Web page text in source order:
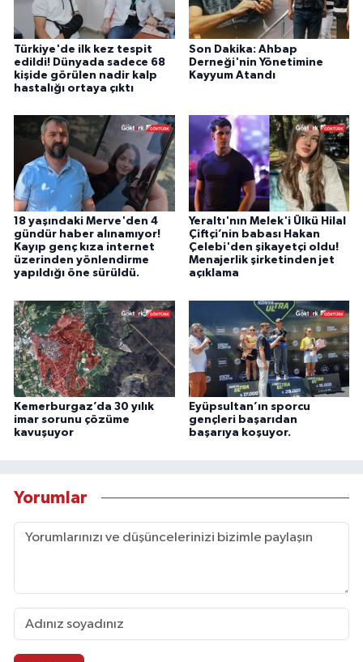
Türkiye'de ilk kez tespit
edildi! Dünyada sadece 68
kişide görülen nadir kalp
hastalığı ortaya çıktı
Son Dakika: Ahbap
Derneği'nin Yönetimine
Kayyum Atandı
18 yaşındaki Merve'den 4
gündür haber alınamıyor!
Kayıp genç kıza internet
üzerinden yönlendirme
yapıldığı öne sürüldü.
Yeraltı'nın Melek'i Ülkü Hilal
Çiftçi’nin babası Hakan
Çelebi'den şikayetçi oldu!
Menajerlik şirketinden jet
açıklama
Kemerburgaz’da 30 yılık
imar sorunu çözüme
kavuşuyor
Eyüpsultan’ın sporcu
gençleri başarıdan
başarıya koşuyor.
Yorumlar